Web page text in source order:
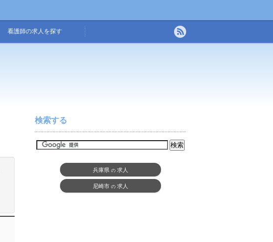
看護師の求人を探す
検索する
兵庫県 の 求人
尼崎市 の 求人